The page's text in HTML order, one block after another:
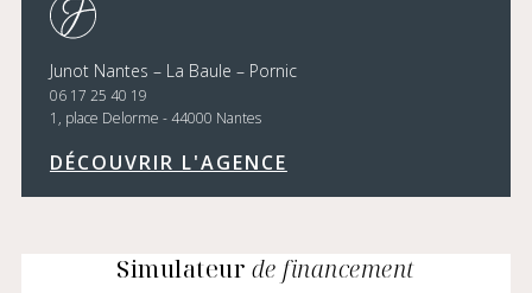
Junot Nantes – La Baule – Pornic
06 17 25 40 19
1, place Delorme - 44000 Nantes
DÉCOUVRIR L'AGENCE
Simulateur de financement